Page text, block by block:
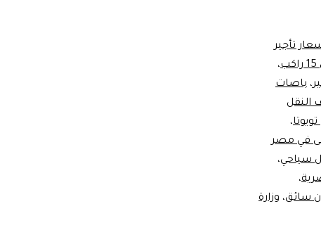
تأجير
،
، باصات
النقل
،
في مصر
سياحي،
،
سائق، وزارة